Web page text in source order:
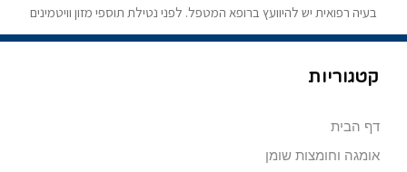
בעיה רפואית יש להיוועץ ברופא המטפל. לפני נטילת תוספי מזון וויטמינים
קטגוריות
דף הבית
אומגה וחומצות שומן